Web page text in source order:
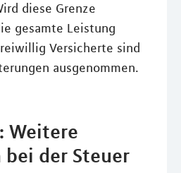
diese Grenze
gesamte Leistung
Versicherte sind
ausgenommen.
Weitere
der Steuer